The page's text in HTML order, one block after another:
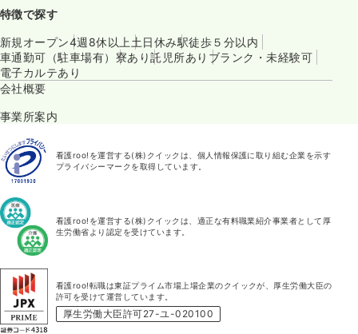
特徴で探す
新規オープン4週8休以上 土日休み駅徒歩５分以内
車通勤可（駐車場有） 寮あり託児所あり ブランク・未経験可
電子カルテあり
会社概要
事業所案内
看護roo!を運営する(株)クイックは、個人情報保護に取り組む企業を示す
プライバシーマークを取得しています。
看護roo!を運営する(株)クイックは、適正な有料職業紹介事業者として厚
生労働省より認定を受けています。
看護roo!転職は東証プライム市場上場企業のクイックが、厚生労働大臣の
許可を受けて運営しています。
厚生労働大臣許可27-ユ-020100